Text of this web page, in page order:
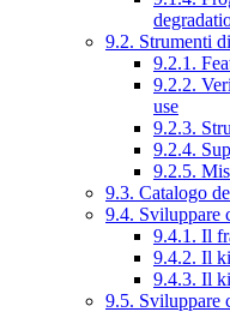
9.2. Strumenti
9.2.1.
9.2.2.
use
9.2.3.
9.2.4.
9.2.5.
9.3. Catalogo
9.4. Sviluppare
9.4.1. Il
9.4.2. Il
9.4.3. Il
9.5. Sviluppare